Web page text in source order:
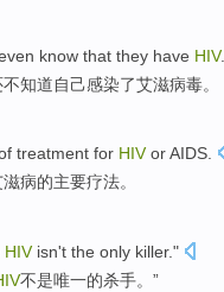
know that they have HIV.
不知道自己感染了艾滋病毒。
treatment for HIV orAIDS.
滋病的主要疗法。
HIV isn't the only killer."
不是唯一的杀手。”